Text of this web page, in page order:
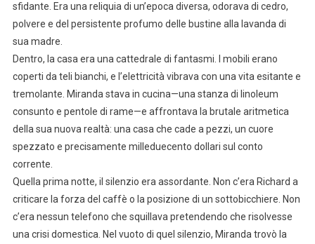
sfidante. Era una reliquia di un’epoca diversa, odorava di cedro,
polvere e del persistente profumo delle bustine alla lavanda di
sua madre.
Dentro, la casa era una cattedrale di fantasmi. I mobili erano
coperti da teli bianchi, e l’elettricità vibrava con una vita esitante e
tremolante. Miranda stava in cucina—una stanza di linoleum
consunto e pentole di rame—e affrontava la brutale aritmetica
della sua nuova realtà: una casa che cade a pezzi, un cuore
spezzato e precisamente milleduecento dollari sul conto
corrente.
Quella prima notte, il silenzio era assordante. Non c’era Richard a
criticare la forza del caffè o la posizione di un sottobicchiere. Non
c’era nessun telefono che squillava pretendendo che risolvesse
una crisi domestica. Nel vuoto di quel silenzio, Miranda trovò la